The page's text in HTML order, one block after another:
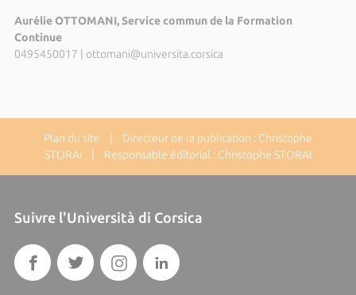
Aurélie OTTOMANI, Service commun de la Formation
Continue
0495450017
ottomani@universita.corsica
Plan du site | Directeur de la publication : Christophe
STORAI | Responsable éditorial : Christophe STORAI
Suivre l'Università di Corsica